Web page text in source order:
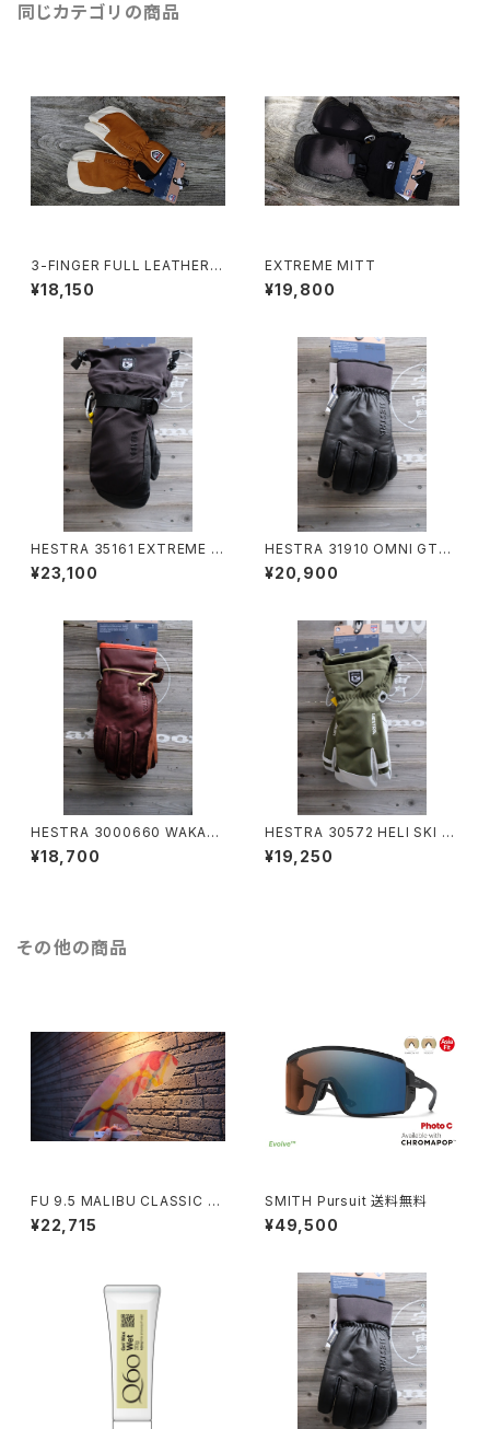
同じカテゴリの商品
3-FINGER FULL LEATHER S
HORT
¥18,150
EXTREME MITT
¥19,800
HESTRA 35161 EXTREME M
ITT 送料無料
¥23,100
HESTRA 31910 OMNI GTX
FULL LEATHER 送料無料
¥20,900
HESTRA 3000660 WAKAYA
MA 送料無料
¥18,700
HESTRA 30572 HELI SKI 3-
FINGER 送料無料
¥19,250
その他の商品
FU 9.5 MALIBU CLASSIC (ｱ
ｼｯﾄﾞ) 送料無料
¥22,715
SMITH Pursuit 送料無料
¥49,500